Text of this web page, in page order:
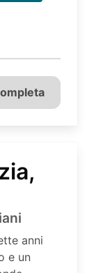
anni
e un